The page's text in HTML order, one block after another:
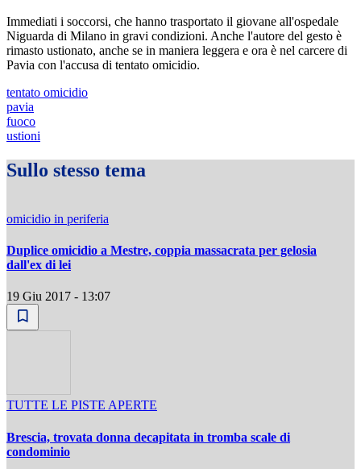
Immediati i soccorsi, che hanno trasportato il giovane all'ospedale
Niguarda di Milano in gravi condizioni. Anche l'autore del gesto è
rimasto ustionato, anche se in maniera leggera e ora è nel carcere di
Pavia con l'accusa di tentato omicidio.
tentato omicidio
pavia
fuoco
ustioni
Sullo stesso tema
omicidio in periferia
Duplice omicidio a Mestre, coppia massacrata per gelosia
dall'ex di lei
19 Giu 2017 - 13:07
TUTTE LE PISTE APERTE
Brescia, trovata donna decapitata in tromba scale di
condominio